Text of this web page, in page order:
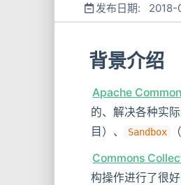
发布日期: 2018-
背景介绍
Apache
的、解决各种实
目）、
Sandbox
Commons
构操作进行了很